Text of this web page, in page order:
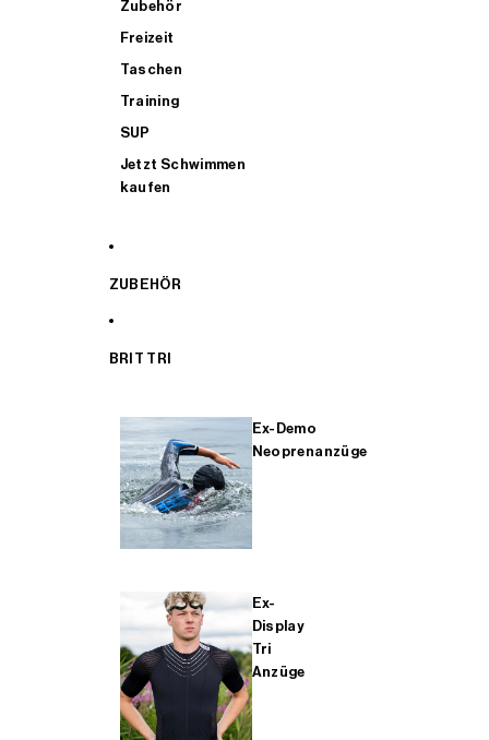
Zubehör
Freizeit
Taschen
Training
SUP
Jetzt Schwimmen
kaufen
ZUBEHÖR
BRIT TRI
Ex-Demo
Neoprenanzüge
Ex-
Display
Tri
Anzüge